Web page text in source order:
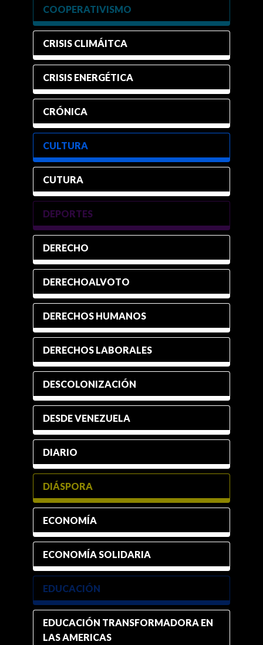
COOPERATIVISMO
CRISIS CLIMÁITCA
CRISIS ENERGÉTICA
CRÓNICA
CULTURA
CUTURA
DEPORTES
DERECHO
DERECHOALVOTO
DERECHOS HUMANOS
DERECHOS LABORALES
DESCOLONIZACIÓN
DESDE VENEZUELA
DIARIO
DIÁSPORA
ECONOMÍA
ECONOMÍA SOLIDARIA
EDUCACIÓN
EDUCACIÓN TRANSFORMADORA EN
LAS AMERICAS